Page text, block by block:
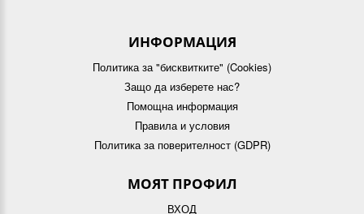
ИНФОРМАЦИЯ
Политика за "бисквитките" (Cookies)
Защо да изберете нас?
Помощна информация
Правила и условия
Политика за поверителност (GDPR)
МОЯТ ПРОФИЛ
ВХОД